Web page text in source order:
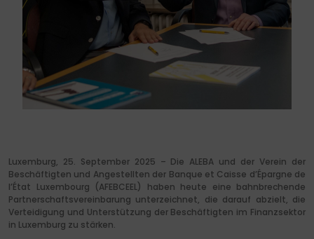
Luxemburg, 25. September 2025 – Die ALEBA und der Verein der
Beschäftigten und Angestellten der Banque et Caisse d’Épargne de
l’État Luxembourg (AFEBCEEL) haben heute eine bahnbrechende
Partnerschaftsvereinbarung unterzeichnet, die darauf abzielt, die
Verteidigung und Unterstützung der Beschäftigten im Finanzsektor
in Luxemburg zu stärken.